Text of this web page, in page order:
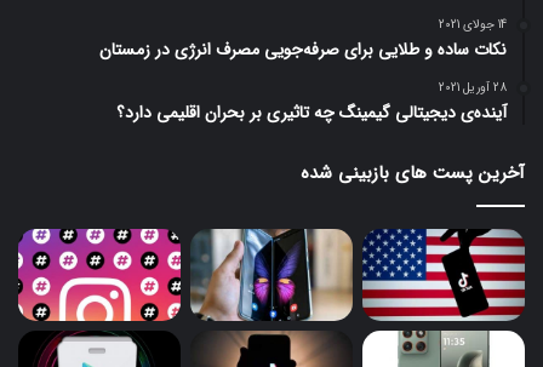
14 جولای 2021
نکات ساده و طلایی برای صرفه‌جویی مصرف انرژی در زمستان
28 آوریل 2021
آینده‌ی دیجیتالی گیمینگ چه تاثیری بر بحران اقلیمی دارد؟
آخرین پست های بازبینی شده